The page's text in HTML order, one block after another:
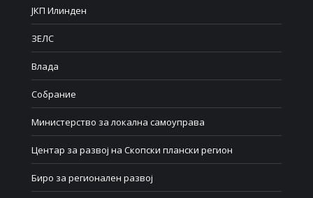
ЈКП Илинден
ЗЕЛС
Влада
Собрание
Министерство за локална самоуправа
Центар за развој на Скопски плански регион
Биро за регионален развој